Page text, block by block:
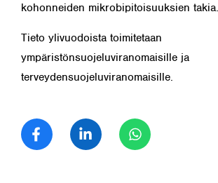
kohonneiden mikrobipitoisuuksien takia.
Tieto ylivuodoista toimitetaan
ympäristönsuojeluviranomaisille ja
terveydensuojeluviranomaisille.
Jaa FacebookJaa LinkedIn